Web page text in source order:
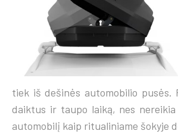
tiek iš dešinės automobilio pusės.
daiktus ir taupo laiką, nes
automobilį kaip ritualiniame šokyje